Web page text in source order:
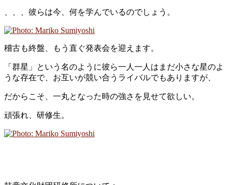
、、、彼らは今、何を学んでいるのでしょう。
稽古も終盤、もう直ぐ発表会を迎えます。
「群星」という名のように彼ら一人一人はまだ小さな星のよ
うな存在で、お互いが競い合うライバルでもありますが、
だからこそ、一丸となった時の強さを見せて欲しい。
頑張れ、研修生。